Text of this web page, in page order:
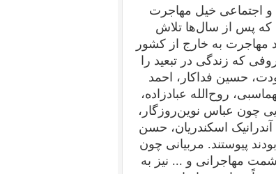
اجتماعی خیل مهاجرت
که پس از سال‌ها تلاش
مهاجرت به خارج از کشور
که زندگی در تبعید را
حسین فداکار، احمد
روح‌الله عبادزاده،
چون عباس نوین‌روزگار،
اسکندریان، حسن
پیوستند. مربیانی چون
مهاجرانی و ... نیز به